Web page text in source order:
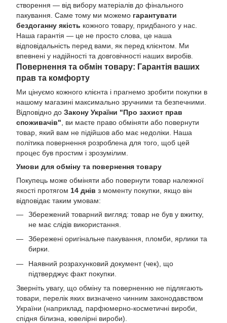
створення — від вибору матеріалів до фінального
пакування. Саме тому ми можемо гарантувати
бездоганну якість кожного товару, придбаного у нас.
Наша гарантія — це не просто слова, це наша
відповідальність перед вами, як перед клієнтом. Ми
впевнені у надійності та довговічності наших виробів.
Повернення та обмін товару: Гарантія ваших
прав та комфорту
Ми цінуємо кожного клієнта і прагнемо зробити покупки в
нашому магазині максимально зручними та безпечними.
Відповідно до Закону України "Про захист прав
споживачів" , ви маєте право обміняти або повернути
товар, який вам не підійшов або має недоліки. Наша
політика повернення розроблена для того, щоб цей
процес був простим і зрозумілим.
Умови для обміну та повернення товару
Покупець може обміняти або повернути товар належної
якості протягом 14 днів з моменту покупки, якщо він
відповідає таким умовам:
Збережений товарний вигляд: товар не був у вжитку,
не має слідів використання.
Збережені оригінальне пакування, пломби, ярлики та
бирки.
Наявний розрахунковий документ (чек), що
підтверджує факт покупки.
Зверніть увагу, що обміну та поверненню не підлягають
товари, перелік яких визначено чинним законодавством
України (наприклад, парфюмерно-косметичні вироби,
спідня білизна, ювелірні вироби).